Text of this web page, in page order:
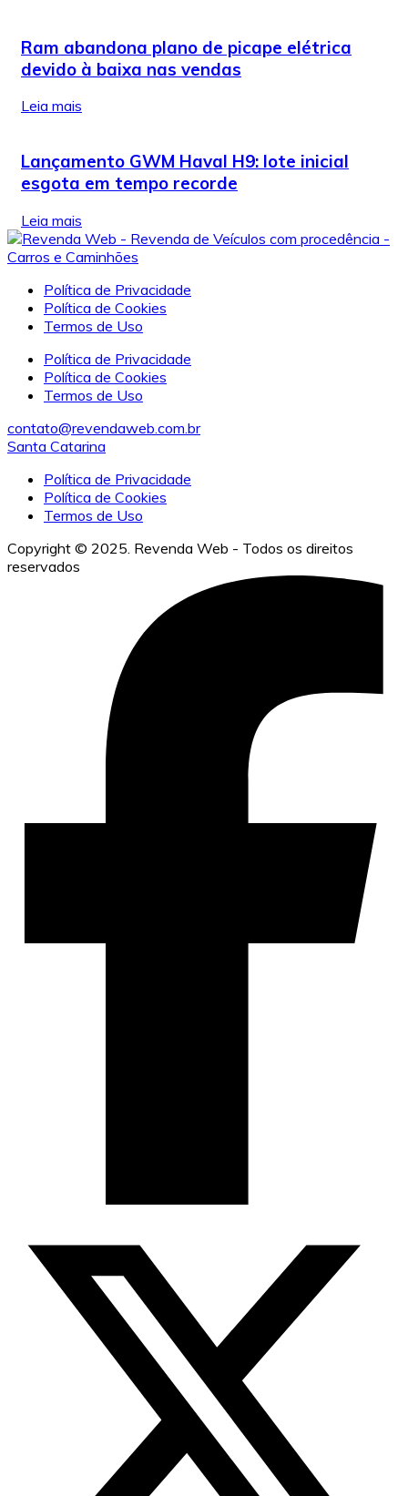
Ram abandona plano de picape elétrica
devido à baixa nas vendas
Leia mais
Lançamento GWM Haval H9: lote inicial
esgota em tempo recorde
Leia mais
Política de Privacidade
Política de Cookies
Termos de Uso
Política de Privacidade
Política de Cookies
Termos de Uso
contato@revendaweb.com.br
Santa Catarina
Política de Privacidade
Política de Cookies
Termos de Uso
Copyright © 2025. Revenda Web - Todos os direitos
reservados